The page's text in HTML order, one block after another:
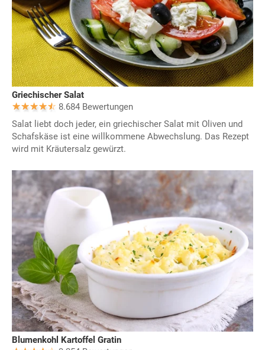
Griechischer Salat
8.684 Bewertungen
Salat liebt doch jeder, ein griechischer Salat mit Oliven und
Schafskäse ist eine willkommene Abwechslung. Das Rezept
wird mit Kräutersalz gewürzt.
Blumenkohl Kartoffel Gratin